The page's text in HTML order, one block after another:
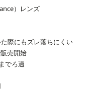
）レンズ
際にもズレ落ちにくい
売開始
でろ過